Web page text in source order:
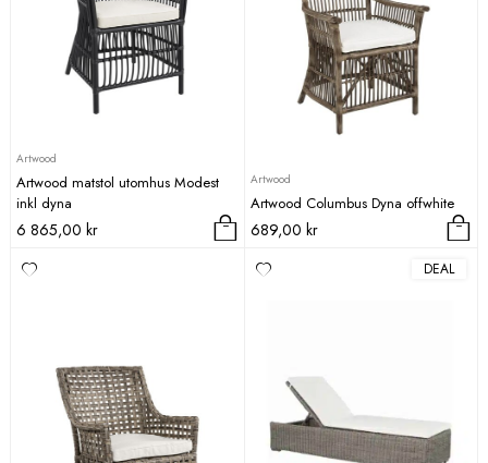
Artwood
Artwood matstol utomhus Modest
inkl dyna
6 865,00 kr
Artwood
Artwood Columbus Dyna offwhite
689,00 kr
DEAL